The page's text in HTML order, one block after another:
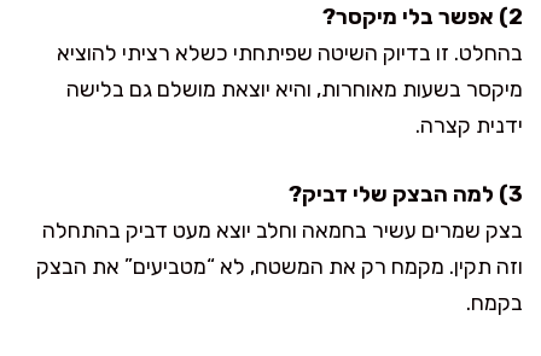
2) אפשר בלי מיקסר?
בהחלט. זו בדיוק השיטה שפיתחתי כשלא רציתי להוציא
מיקסר בשעות מאוחרות, והיא יוצאת מושלם גם בלישה
ידנית קצרה.
3) למה הבצק שלי דביק?
בצק שמרים עשיר בחמאה וחלב יוצא מעט דביק בהתחלה
וזה תקין. מקמח רק את המשטח, לא “מטביעים” את הבצק
בקמח.